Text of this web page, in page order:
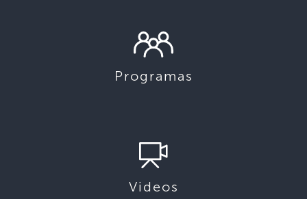
Programas
Videos